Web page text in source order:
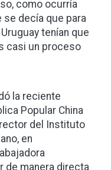
como ocurría
se decía que para
tenían que
casi un proceso
la reciente
Popular China
del Instituto
en
de manera directa